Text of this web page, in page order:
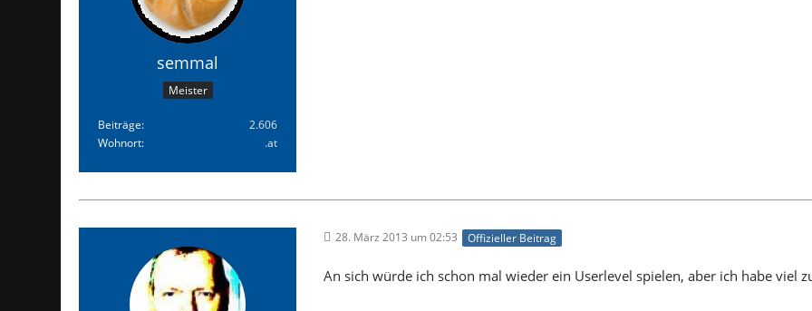
semmal
Meister
Beiträge
2.606
Wohnort
.at
28. März 2013 um 02:53 Offizieller Beitrag
An sich würde ich schon mal wieder ein Userlevel spielen, aber ich habe viel